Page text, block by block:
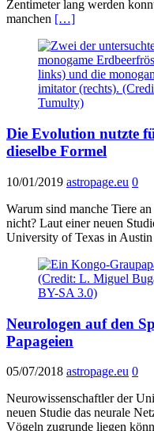
Zentimeter lang werden
manchen […]
Die Evolution nutzte
dieselbe Formel
10/01/2019 astropage.eu 0
Warum sind manche Tiere
nicht? Laut einer neuen
University of Texas in
Neurologen auf den
Papageien
05/07/2018 astropage.eu 0
Neurowissenschaftler der
neuen Studie das neurale
Vögeln zugrunde liegen